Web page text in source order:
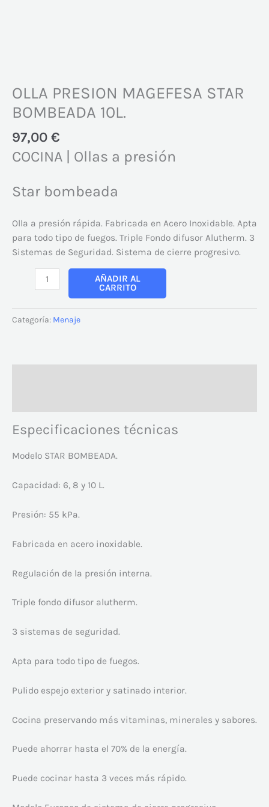
OLLA PRESION MAGEFESA STAR
BOMBEADA 10L.
97,00 €
COCINA | Ollas a presión
Star bombeada
Olla a presión rápida. Fabricada en Acero Inoxidable. Apta
para todo tipo de fuegos. Triple Fondo difusor Alutherm. 3
Sistemas de Seguridad. Sistema de cierre progresivo.
AÑADIR AL
CARRITO
Categoría: Menaje
Especificaciones técnicas
Modelo STAR BOMBEADA.
Capacidad: 6, 8 y 10 L.
Presión: 55 kPa.
Fabricada en acero inoxidable.
Regulación de la presión interna.
Triple fondo difusor alutherm.
3 sistemas de seguridad.
Apta para todo tipo de fuegos.
Pulido espejo exterior y satinado interior.
Cocina preservando más vitaminas, minerales y sabores.
Puede ahorrar hasta el 70% de la energía.
Puede cocinar hasta 3 veces más rápido.